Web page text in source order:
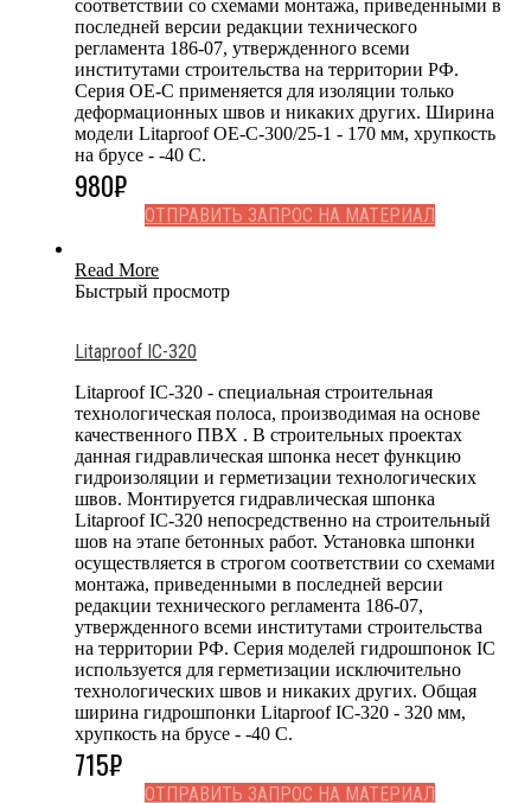
соответствии со схемами монтажа, приведенными в
последней версии редакции технического
регламента 186-07, утвержденного всеми
институтами строительства на территории РФ.
Серия OE-C применяется для изоляции только
деформационных швов и никаких других. Ширина
модели Litaproof OE-C-300/25-1 - 170 мм, хрупкость
на брусе - -40 С.
980₽
ОТПРАВИТЬ ЗАПРОС НА МАТЕРИАЛ
Read More
Быстрый просмотр
Litaproof IC-320
Litaproof IC-320 - специальная строительная
технологическая полоса, производимая на основе
качественного ПВХ . В строительных проектах
данная гидравлическая шпонка несет функцию
гидроизоляции и герметизации технологических
швов. Монтируется гидравлическая шпонка
Litaproof IC-320 непосредственно на строительный
шов на этапе бетонных работ. Установка шпонки
осуществляется в строгом соответствии со схемами
монтажа, приведенными в последней версии
редакции технического регламента 186-07,
утвержденного всеми институтами строительства
на территории РФ. Серия моделей гидрошпонок IC
используется для герметизации исключительно
технологических швов и никаких других. Общая
ширина гидрошпонки Litaproof IC-320 - 320 мм,
хрупкость на брусе - -40 С.
715₽
ОТПРАВИТЬ ЗАПРОС НА МАТЕРИАЛ